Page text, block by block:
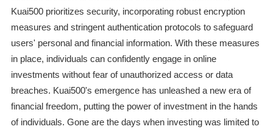
Kuai500 prioritizes security, incorporating robust encryption
measures and stringent authentication protocols to safeguard
users' personal and financial information. With these measures
in place, individuals can confidently engage in online
investments without fear of unauthorized access or data
breaches. Kuai500's emergence has unleashed a new era of
financial freedom, putting the power of investment in the hands
of individuals. Gone are the days when investing was limited to